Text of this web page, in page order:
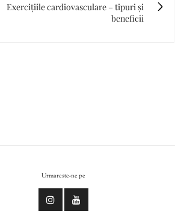
Exercițiile cardiovasculare – tipuri și
beneficii
Urmareste-ne pe